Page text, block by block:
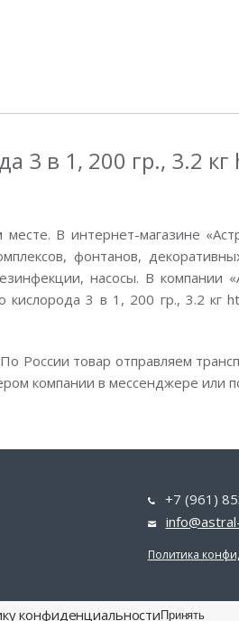
3 в 1, 200 гр., 3.2 кг
В интернет-магазине
фонтанов,
насосы. В компании
кислорода 3 в 1, 200 гр., 3.2 кг
России товар отправляем
компании в мессенджере или
+7 (961)
Политика
конфиденциальности Принять